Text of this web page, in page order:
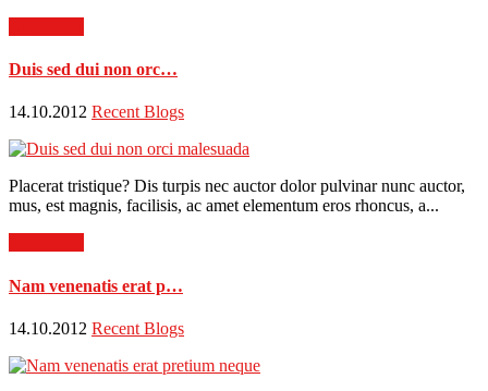
Duis sed dui non orc…
14.10.2012 Recent Blogs
Placerat tristique? Dis turpis nec auctor dolor pulvinar nunc auctor,
mus, est magnis, facilisis, ac amet elementum eros rhoncus, a...
Nam venenatis erat p…
14.10.2012 Recent Blogs